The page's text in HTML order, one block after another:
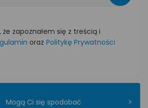
zapoznałem się z treścią i
oraz Politykę Prywatności
Mogą Ci się spodobać >